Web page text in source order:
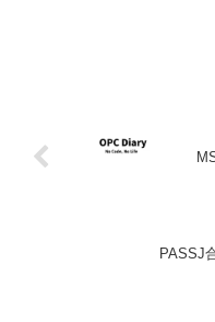
PASSJ